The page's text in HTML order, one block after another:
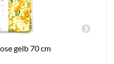
gelb 70 cm